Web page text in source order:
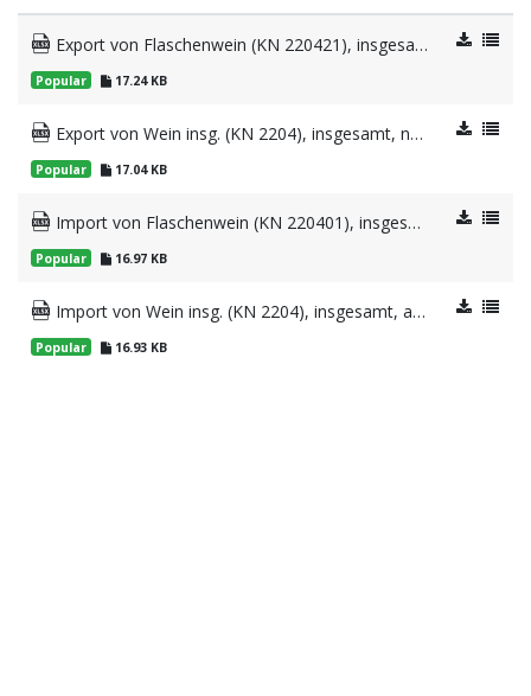
Export von Flaschenwein (KN 220421), insgesamt, nach EU, nach Deutschland
Popular 17.24 KB
Export von Wein insg. (KN 2204), insgesamt, nach EU, nach Deutschland
Popular 17.04 KB
Import von Flaschenwein (KN 220401), insgesamt, aus EU, aus Italien
Popular 16.97 KB
Import von Wein insg. (KN 2204), insgesamt, aus EU, aus Italien
Popular 16.93 KB